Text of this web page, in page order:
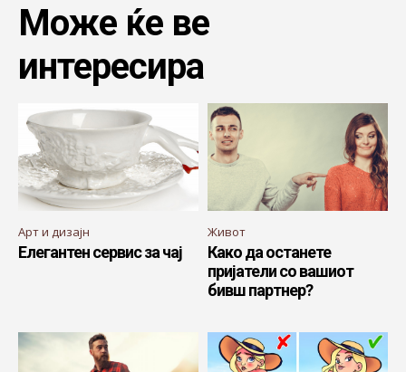
Може ќе ве
интересира
Арт и дизајн
Елегантен сервис за чај
Живот
Како да останете
пријатели со вашиот
бивш партнер?